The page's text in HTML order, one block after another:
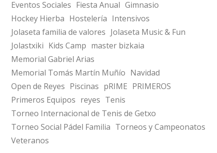
Eventos Sociales Fiesta Anual Gimnasio
Hockey Hierba Hostelería Intensivos
Jolaseta familia de valores Jolaseta Music & Fun
Jolastxiki Kids Camp master bizkaia
Memorial Gabriel Arias
Memorial Tomás Martín Muñío Navidad
Open de Reyes Piscinas pRIME PRIMEROS
Primeros Equipos reyes Tenis
Torneo Internacional de Tenis de Getxo
Torneo Social Pádel Familia Torneos y Campeonatos
Veteranos